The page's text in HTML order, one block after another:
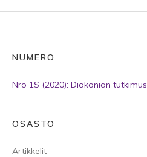
NUMERO
Nro 1S (2020): Diakonian tutkimus
OSASTO
Artikkelit